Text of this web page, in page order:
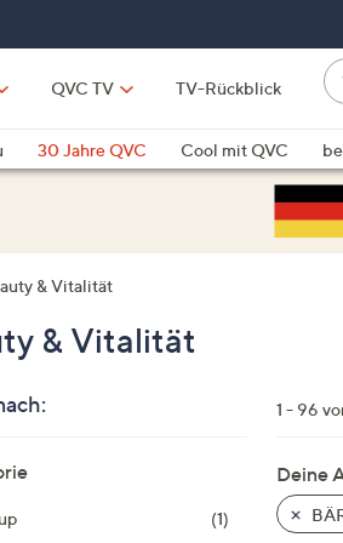
QVC TV TV-Rückblick
30 Jahre QVC Cool mit QVC
& Vitalität
& Vitalität
(1)
1 - 96
Deine